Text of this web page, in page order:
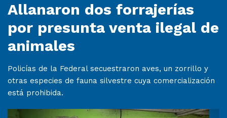
Allanaron dos forrajerías
por presunta venta ilegal de
animales
Policías de la Federal secuestraron aves, un zorrillo y
otras especies de fauna silvestre cuya comercialización
está prohibida.